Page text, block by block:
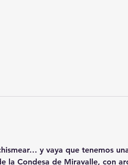
y vaya que tenemos
la Condesa de Miravalle, con